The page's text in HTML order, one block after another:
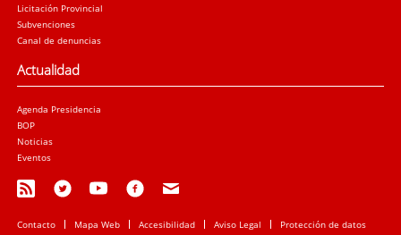
Licitación Provincial
Subvenciones
Canal de denuncias
Actualidad
Agenda Presidencia
BOP
Noticias
Eventos
Contacto Mapa Web Accesibilidad Aviso Legal Protección de datos